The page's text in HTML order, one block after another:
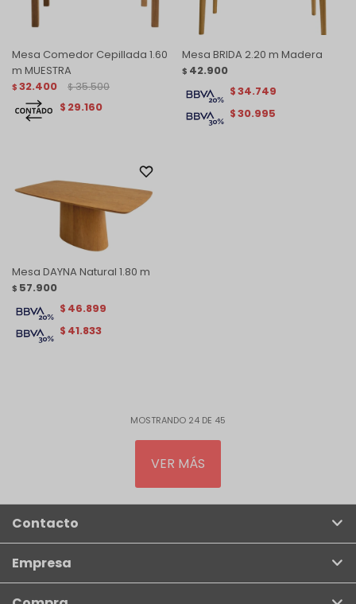
Mesa Comedor Cepillada 1.60
m MUESTRA
$ 32.400 $ 35.500
$ 29.160
Mesa BRIDA 2.20 m Madera
$ 42.900
$30.995
$34.749
Mesa DAYNA Natural 1.80 m
$ 57.900
$ 41.833
$ 46.899
MOSTRANDO 24 DE 45
VER MÁS
Contacto
Empresa